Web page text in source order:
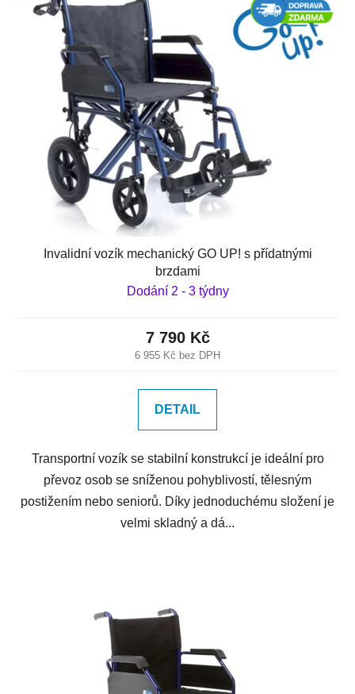
Invalidní vozík mechanický GO UP! s přídatnými
brzdami
Dodání 2 - 3 týdny
6 955 Kč bez DPH
7 790 Kč
DETAIL
Transportní vozík se stabilní konstrukcí je ideální pro
převoz osob se sníženou pohyblivostí, tělesným
postižením nebo seniorů. Díky jednoduchému složení je
velmi skladný a dá...